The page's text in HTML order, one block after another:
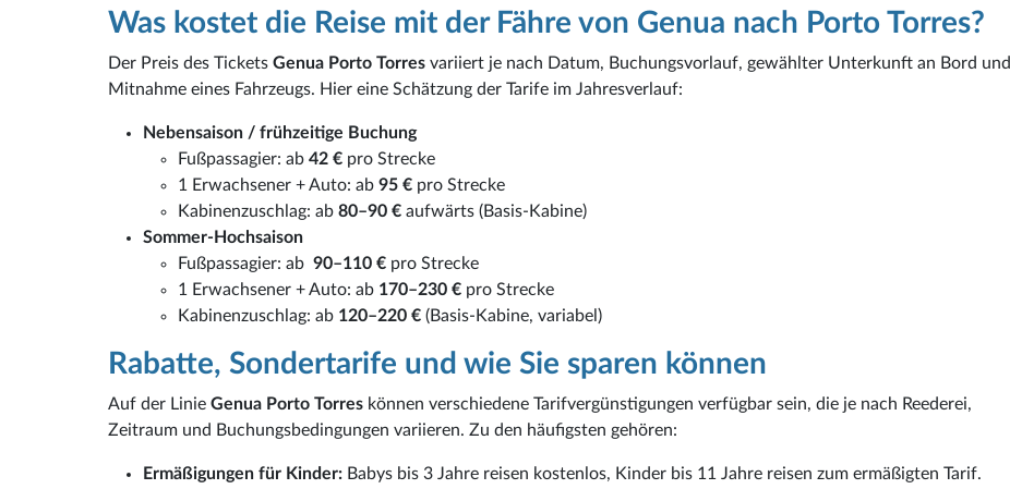
Was kostet die Reise mit der Fähre von Genua nach Porto Torres?
Der Preis des Tickets Genua Porto Torres variiert je nach Datum, Buchungsvorlauf, gewählter Unterkunft an Bord und
Mitnahme eines Fahrzeugs. Hier eine Schätzung der Tarife im Jahresverlauf:
Nebensaison / frühzeitige Buchung
Fußpassagier: ab 42 € pro Strecke
1 Erwachsener + Auto: ab 95 € pro Strecke
Kabinenzuschlag: ab 80–90 € aufwärts (Basis-Kabine)
Sommer-Hochsaison
Fußpassagier: ab 90–110 € pro Strecke
1 Erwachsener + Auto: ab 170–230 € pro Strecke
Kabinenzuschlag: ab 120–220 € (Basis-Kabine, variabel)
Rabatte, Sondertarife und wie Sie sparen können
Auf der Linie Genua Porto Torres können verschiedene Tarifvergünstigungen verfügbar sein, die je nach Reederei,
Zeitraum und Buchungsbedingungen variieren. Zu den häufigsten gehören:
Ermäßigungen für Kinder: Babys bis 3 Jahre reisen kostenlos, Kinder bis 11 Jahre reisen zum ermäßigten Tarif.